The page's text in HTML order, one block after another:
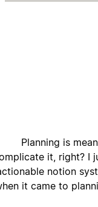
Planning
complicate it,
actionable
when it came to